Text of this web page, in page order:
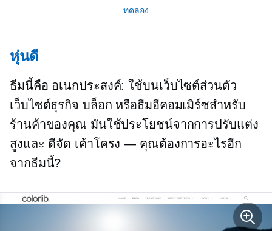
ทดลอง
หุ่นดี
ธีมนี้คือ อเนกประสงค์: ใช้บนเว็บไซต์ส่วนตัว
เว็บไซต์ธุรกิจ บล็อก หรือธีมอีคอมเมิร์ซสำหรับ
ร้านค้าของคุณ มันใช้ประโยชน์จากการปรับแต่ง
สูงและ ดีจัด เค้าโครง — คุณต้องการอะไรอีก
จากธีมนี้?